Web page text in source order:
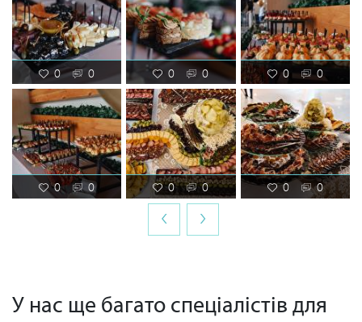
0 0 0 0 0 0
0 0 0 0 0 0
‹ ›
У нас ще багато спеціалістів для